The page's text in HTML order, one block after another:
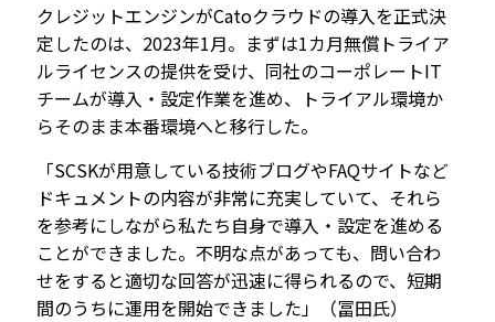
クレジットエンジンがCatoクラウドの導入を正式決
定したのは、2023年1月。まずは1カ月無償トライア
ルライセンスの提供を受け、同社のコーポレートIT
チームが導入・設定作業を進め、トライアル環境か
らそのまま本番環境へと移行した。
「SCSKが用意している技術ブログやFAQサイトなど
ドキュメントの内容が非常に充実していて、それら
を参考にしながら私たち自身で導入・設定を進める
ことができました。不明な点があっても、問い合わ
せをすると適切な回答が迅速に得られるので、短期
間のうちに運用を開始できました」（冨田氏）